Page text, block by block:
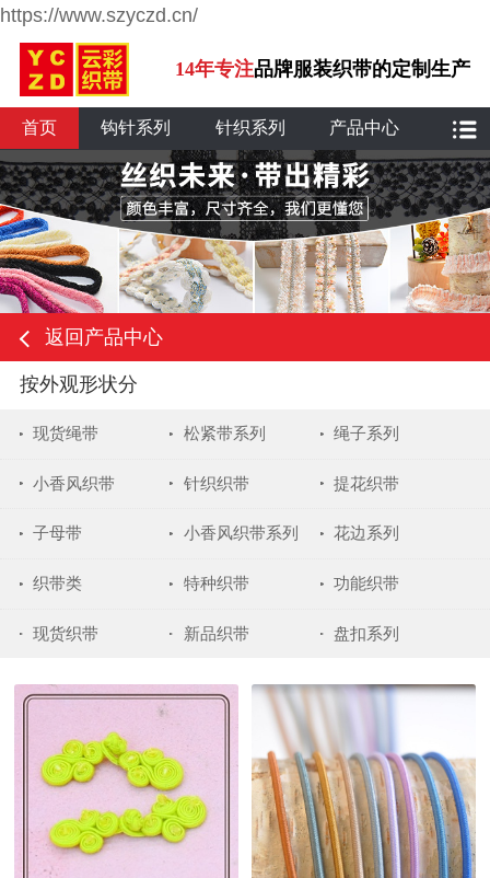
https://www.szyczd.cn/
14年专注品牌服装织带的定制生产
首页 钩针系列 针织系列 产品中心
返回产品中心
按外观形状分
现货绳带 松紧带系列 绳子系列
小香风织带 针织织带 提花织带
子母带 小香风织带系列 花边系列
织带类 特种织带 功能织带
现货织带 新品织带 盘扣系列